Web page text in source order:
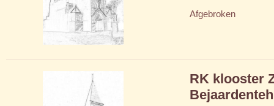
Afgebroken
RK klooster